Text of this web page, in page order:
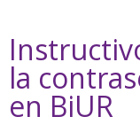
la
en BiUR